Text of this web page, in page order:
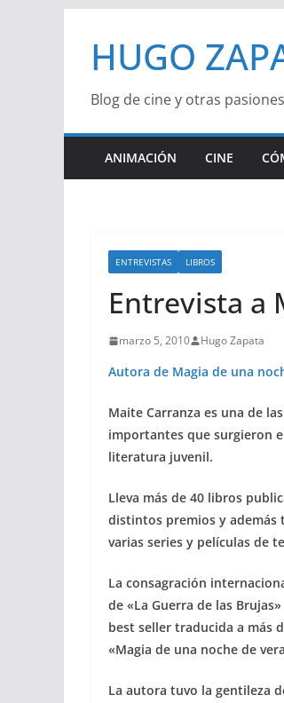
contenido
HUGO
Blog de cine y otras pasiones
ANIMACIÓN CINE
ENTREVISTAS LIBROS
Entrevista a
marzo 5, 2010 Hugo Zapata
Autora de Magia de una
Maite Carranza es una de
importantes que surgieron
literatura juvenil.
Lleva más de 40 libros
distintos premios y además
varias series y películas de
La consagración
de «La Guerra de las
best seller traducida a más
«Magia de una noche de
La autora tuvo la gentileza